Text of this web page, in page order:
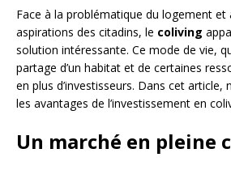
Face à la problématique du logement et
aspirations des citadins, le coliving
solution intéressante. Ce mode de vie,
partage d’un habitat et de certaines
en plus d’investisseurs. Dans cet article,
les avantages de l’investissement en
Un marché en pleine